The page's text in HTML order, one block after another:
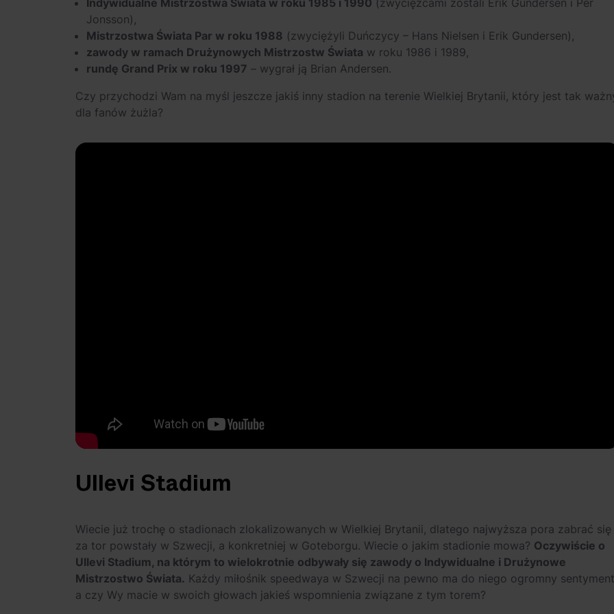
Jonsson),
Mistrzostwa Świata Par w roku 1988 (zwyciężyli Duńczycy – Hans Nielsen i Erik Gundersen),
zawody w ramach Drużynowych Mistrzostw Świata w roku 1986 i 1989,
rundę Grand Prix w roku 1997 – wygrał ją Brian Andersen.
Czy przychodzi Wam na myśl jeszcze jakiś inny stadion na terenie Wielkiej Brytanii, który jest tak
dla fanów żużla?
Ullevi Stadium
Wiecie już trochę o stadionach zlokalizowanych w Wielkiej Brytanii, dlatego najwyższa pora zabrać się
za tor powstały w Szwecji, a konkretniej w Goteborgu. Wiecie o jakim stadionie mowa? Oczywiście o
Ullevi Stadium, na którym to wielokrotnie odbywały się zawody o Indywidualne i Drużynowe
Mistrzostwo Świata. Każdy miłośnik speedwaya w Szwecji na pewno ma do niego ogromny
a czy Wy macie w swoich głowach jakieś wspomnienia związane z tym torem?